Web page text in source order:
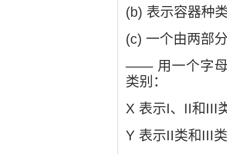
(b) 表示容器种
(c) 一个由两部
—— 用一个字母
类别：
X 表示I、II和III
Y 表示II类和III